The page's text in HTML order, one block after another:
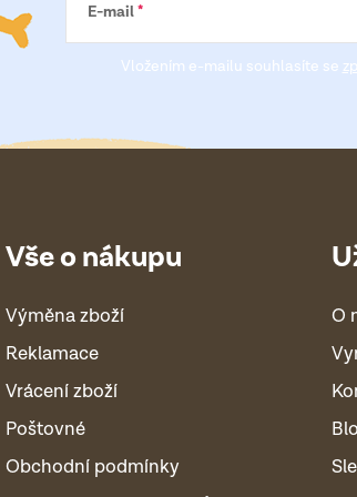
E-mail
Vložením e-mailu souhlasíte se
Vše o nákupu
Výměna zboží
Reklamace
Vrácení zboží
Poštovné
Obchodní podmínky
O